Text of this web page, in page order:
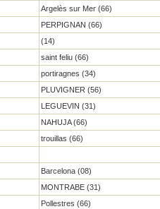
Argelès sur Mer (66)
PERPIGNAN (66)
(14)
saint feliu (66)
portiragnes (34)
PLUVIGNER (56)
LEGUEVIN (31)
NAHUJA (66)
trouillas (66)
Barcelona (08)
MONTRABE (31)
Pollestres (66)